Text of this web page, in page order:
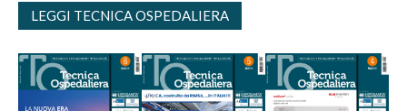
LEGGI TECNICA OSPEDALIERA